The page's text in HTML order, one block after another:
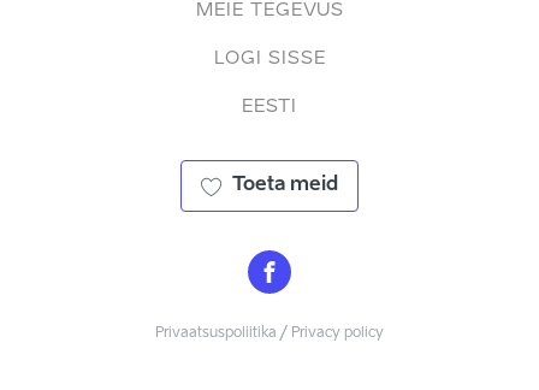
MEIE TEGEVUS
LOGI SISSE
EESTI
Toeta meid
Privaatsuspoliitika / Privacy policy